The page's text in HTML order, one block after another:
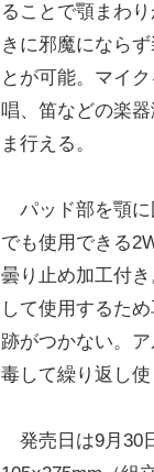
ることで顎まわ
きに邪魔になら
とが可能。マイ
唱、笛などの楽
ま行える。
パッド部を顎に
でも使用できる
曇り止め加工付
して使用するた
跡がつかない。
毒して繰り返し使
発売日は9月30